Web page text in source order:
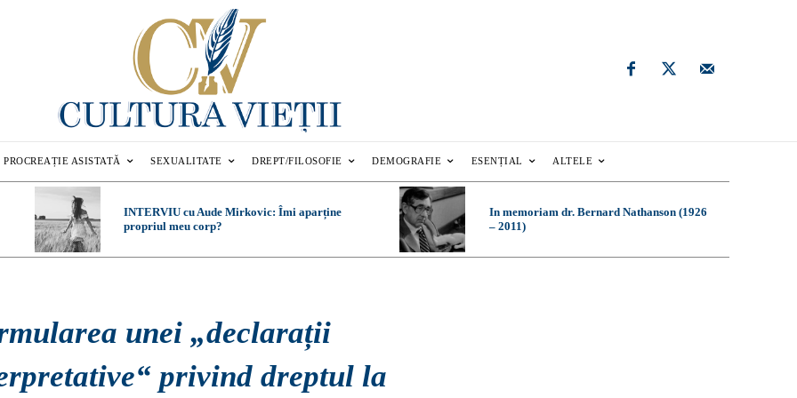
PROCREAȚIE ASISTATĂ SEXUALITATE DREPT/FILOSOFIE DEMOGRAFIE ESENȚIAL ALTELE
INTERVIU cu Aude Mirkovic: Îmi aparține
propriul meu corp?
In memoriam dr. Bernard Nathanson (1926
– 2011)
unei „declarații
privind dreptul la